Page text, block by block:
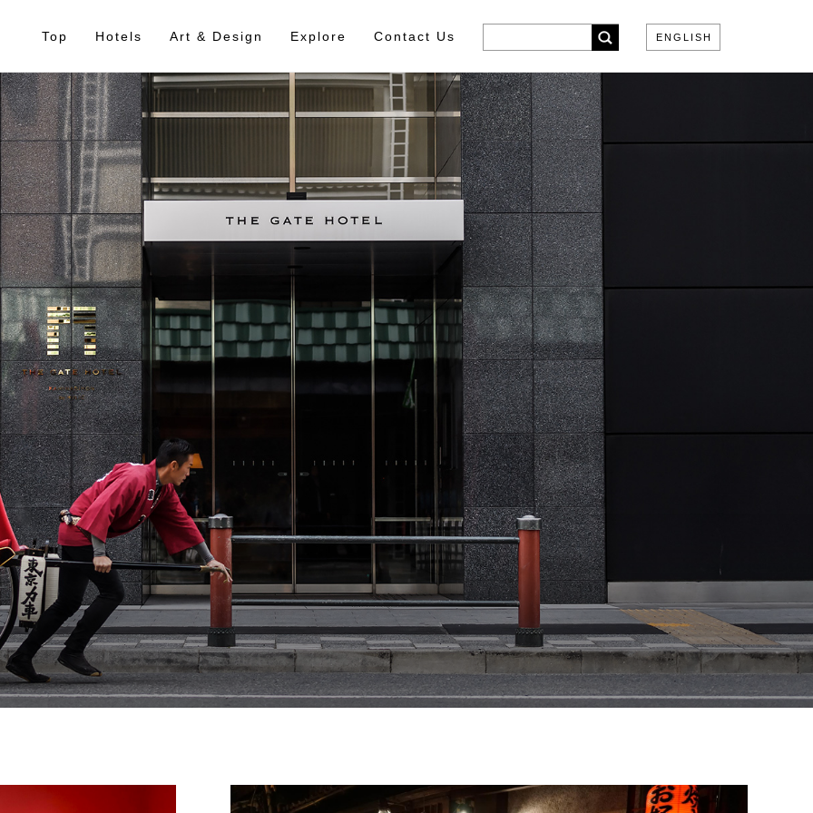
Top Hotels Art & Design Explore Contact Us ENGLISH